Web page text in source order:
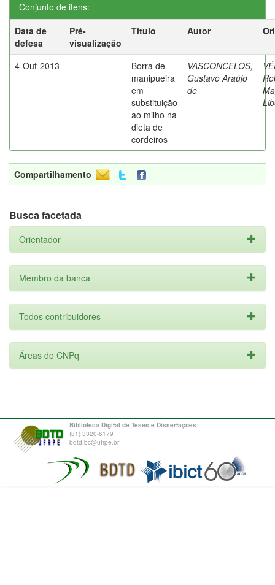
Conjunto de itens:
Data de
defesa
Pré-
visualização
Título Autor
4-Out-2013
Borra de
manipueira
em
substituição
ao milho na
dieta de
cordeiros
VASCONCELOS,
Gustavo Araújo
de
Compartilhamento
Busca facetada
Orientador
Membro da banca
Todos contribuidores
Áreas do CNPq
Biblioteca Digital de Teses e Dissertações
(81) 3320-6179
bdtd.bc@ufrpe.br